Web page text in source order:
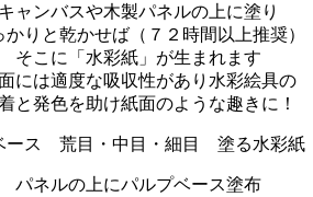
キャンバスや木製パネルの上に塗り
かりと乾かせば（７２時間以上推奨）
そこに「水彩紙」が生まれます
には適度な吸収性があり水彩絵具の
と発色を助け紙面のような趣きに！
パネルの上にパルプベース塗布